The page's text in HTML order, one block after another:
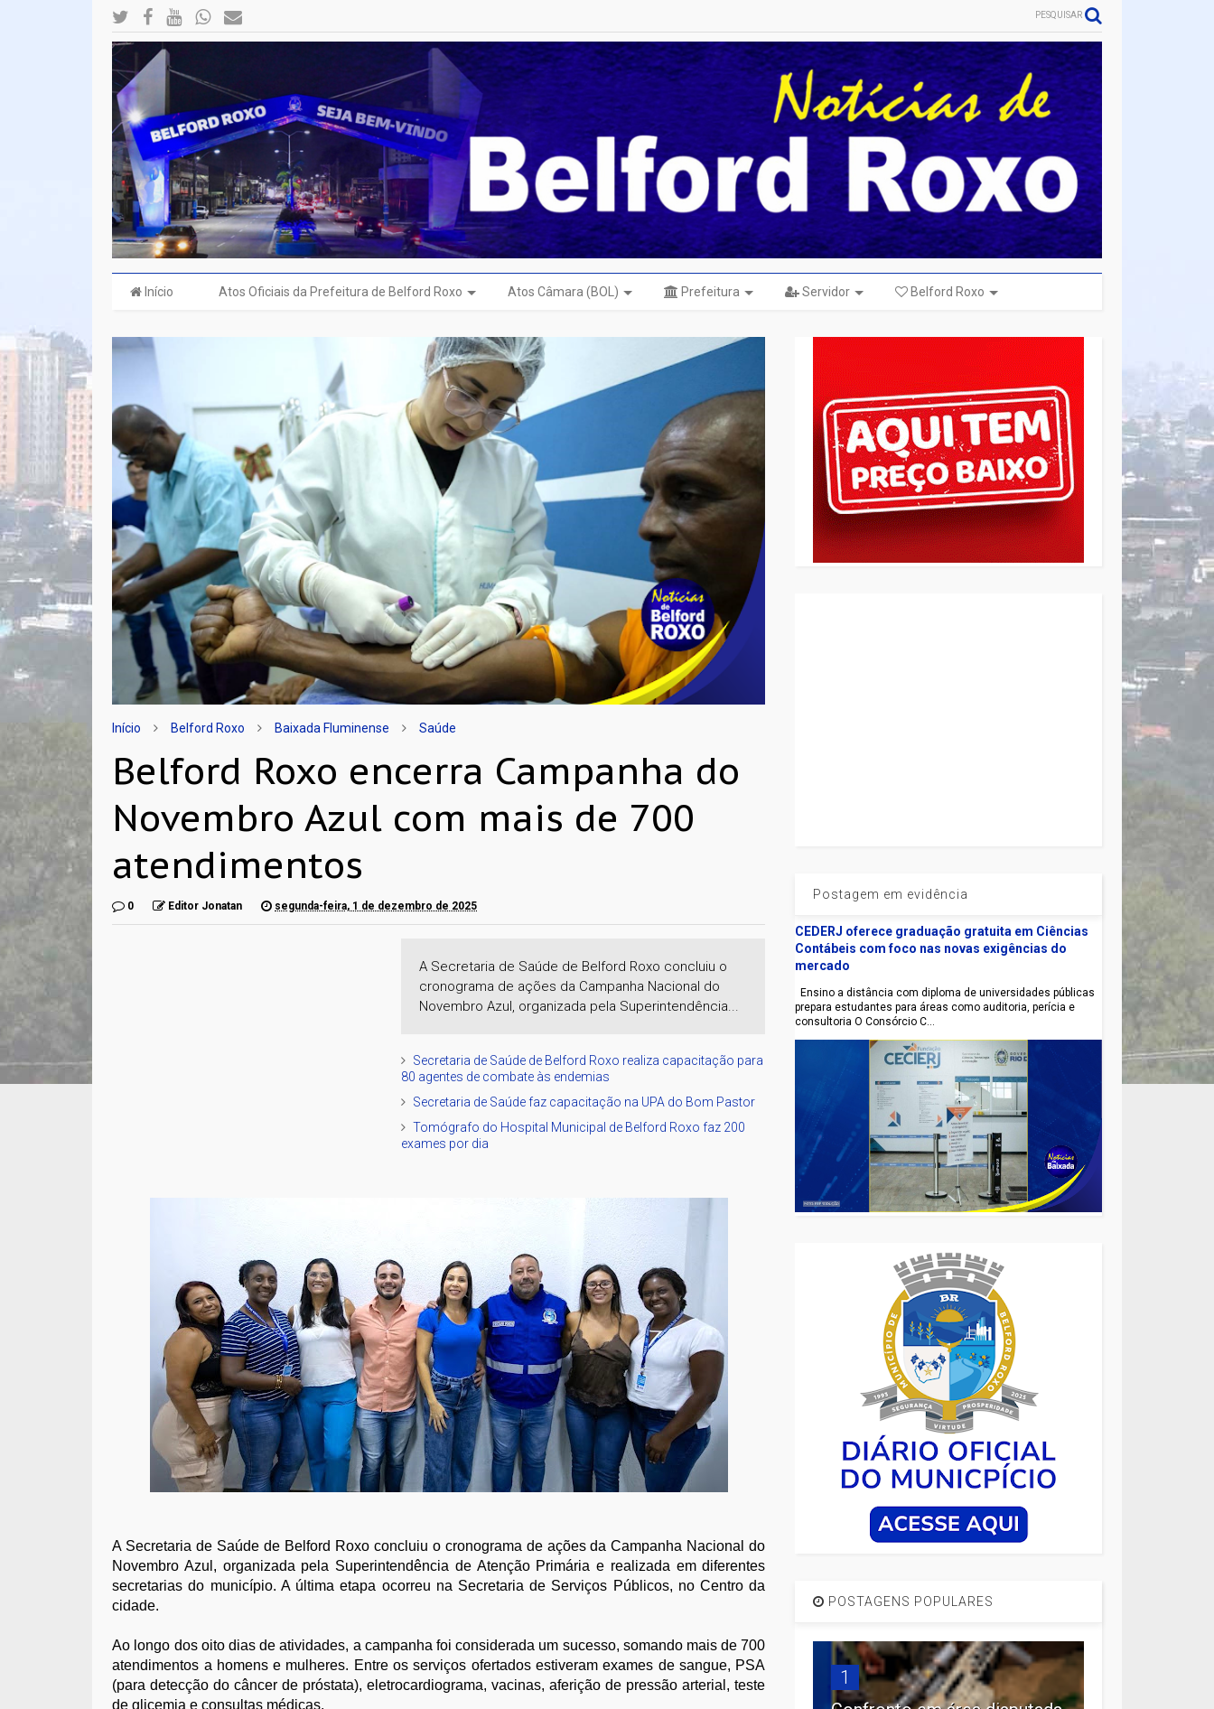
PESQUISAR
Início Atos Oficiais da Prefeitura de Belford Roxo Atos Câmara (BOL) Prefeitura Servidor Belford Roxo
Início Belford Roxo Baixada Fluminense Saúde
Belford Roxo encerra Campanha do
Novembro Azul com mais de 700
atendimentos
0 Editor Jonatan segunda-feira, 1 de dezembro de 2025
A Secretaria de Saúde de Belford Roxo concluiu o
cronograma de ações da Campanha Nacional do
Novembro Azul, organizada pela Superintendência...
Secretaria de Saúde de Belford Roxo realiza capacitação para
80 agentes de combate às endemias
Secretaria de Saúde faz capacitação na UPA do Bom Pastor
Tomógrafo do Hospital Municipal de Belford Roxo faz 200
exames por dia
A Secretaria de Saúde de Belford Roxo concluiu o cronograma de ações da Campanha Nacional do
Novembro Azul, organizada pela Superintendência de Atenção Primária e realizada em diferentes
secretarias do município. A última etapa ocorreu na Secretaria de Serviços Públicos, no Centro da
cidade.
Ao longo dos oito dias de atividades, a campanha foi considerada um sucesso, somando mais de 700
atendimentos a homens e mulheres. Entre os serviços ofertados estiveram exames de sangue, PSA
(para detecção do câncer de próstata), eletrocardiograma, vacinas, aferição de pressão arterial, teste
de glicemia e consultas médicas.
Postagem em evidência
CEDERJ oferece graduação gratuita em Ciências
Contábeis com foco nas novas exigências do
mercado
Ensino a distância com diploma de universidades públicas
prepara estudantes para áreas como auditoria, perícia e
consultoria O Consórcio C...
POSTAGENS POPULARES
1